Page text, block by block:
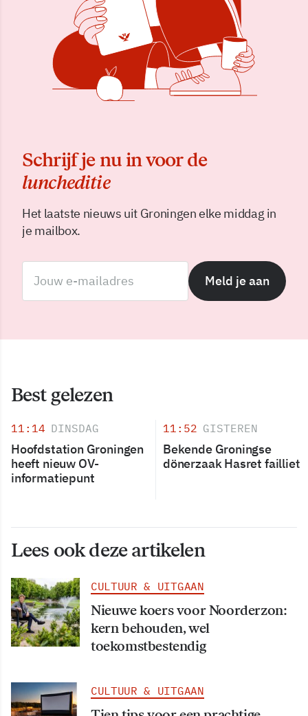
Schrijf je nu in voor de
luncheditie
Het laatste nieuws uit Groningen elke middag in
je mailbox.
Meld je aan
Best gelezen
11:14 DINSDAG
Hoofdstation Groningen
heeft nieuw OV-
informatiepunt
11:52 GISTEREN
Bekende Groningse
dönerzaak Hasret failliet
Lees ook deze artikelen
CULTUUR & UITGAAN
Nieuwe koers voor Noorderzon:
kern behouden, wel
toekomstbestendig
CULTUUR & UITGAAN